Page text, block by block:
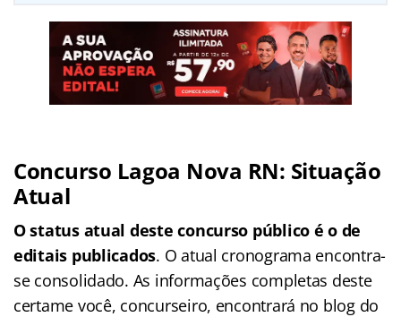
Concurso Lagoa Nova RN: Situação
Atual
O status atual deste concurso público é o de
editais publicados. O atual cronograma encontra-
se consolidado. As informações completas deste
certame você, concurseiro, encontrará no blog do